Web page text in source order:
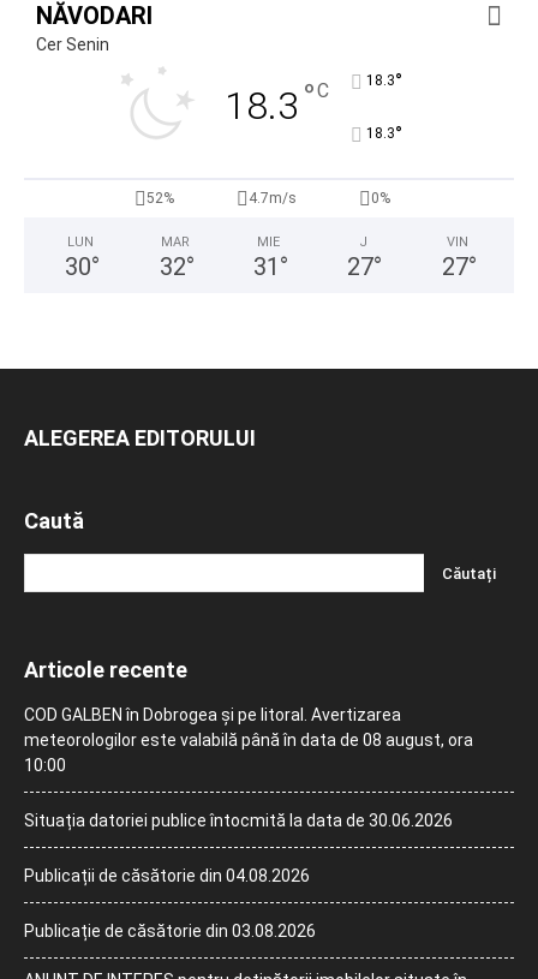
NĂVODARI
Cer Senin
18.3 °C 18.3°
18.3°
52% 4.7m/s 0%
LUN
30°
MAR
32°
MIE
31 °
J
27°
VIN
27°
ALEGEREA EDITORULUI
Caută
Articole recente
COD GALBEN în Dobrogea și pe litoral. Avertizarea
meteorologilor este valabilă până în data de 08 august, ora
10:00
Situația datoriei publice întocmită la data de 30.06.2026
Publicații de căsătorie din 04.08.2026
Publicație de căsătorie din 03.08.2026